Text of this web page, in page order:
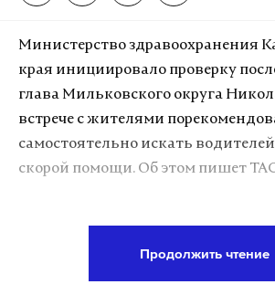
А еще мы есть вTelegram,
Макс
Дзен
Министерство здравоохранения
края инициировало проверку
глава Мильковского округа
встрече с жителями
самостоятельно искать
скорой помощи. Об этом пишет
Продолжить чтение